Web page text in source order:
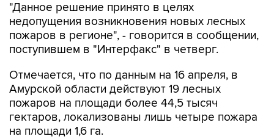
"Данное решение принято в целях
недопущения возникновения новых лесных
пожаров в регионе", - говорится в сообщении,
поступившем в "Интерфакс" в четверг.
Отмечается, что по данным на 16 апреля, в
Амурской области действуют 19 лесных
пожаров на площади более 44,5 тысяч
гектаров, локализованы лишь четыре пожара
на площади 1,6 га.